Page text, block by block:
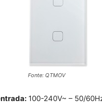
Fonte: QTMOV
100-240V~ – 50/